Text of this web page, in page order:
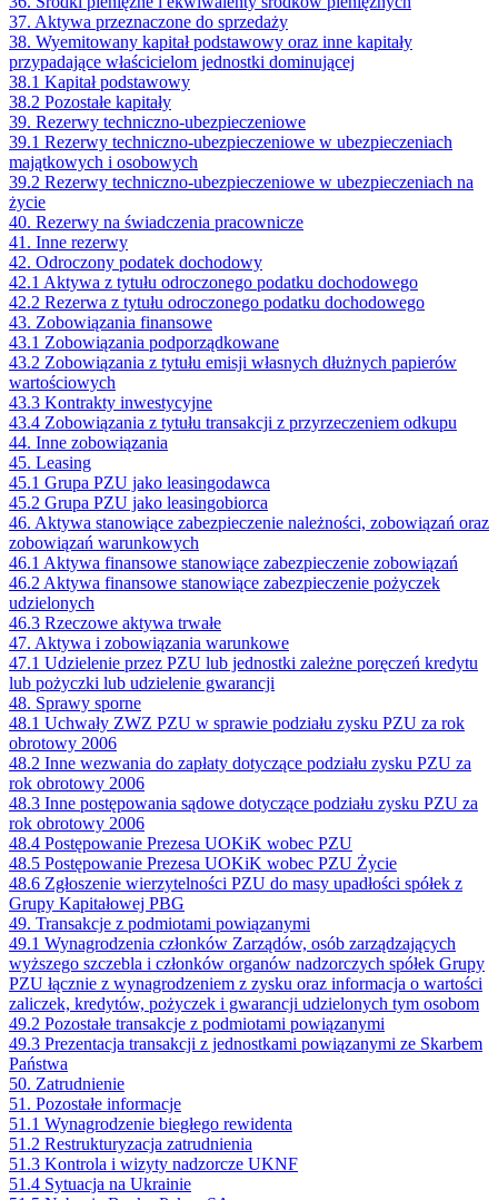
37. Aktywa przeznaczone do sprzedaży
38. Wyemitowany kapitał podstawowy oraz inne kapitały
przypadające właścicielom jednostki dominującej
38.1 Kapitał podstawowy
38.2 Pozostałe kapitały
39. Rezerwy techniczno-ubezpieczeniowe
39.1 Rezerwy techniczno-ubezpieczeniowe w ubezpieczeniach
majątkowych i osobowych
39.2 Rezerwy techniczno-ubezpieczeniowe w ubezpieczeniach na
życie
40. Rezerwy na świadczenia pracownicze
41. Inne rezerwy
42. Odroczony podatek dochodowy
42.1 Aktywa z tytułu odroczonego podatku dochodowego
42.2 Rezerwa z tytułu odroczonego podatku dochodowego
43. Zobowiązania finansowe
43.1 Zobowiązania podporządkowane
43.2 Zobowiązania z tytułu emisji własnych dłużnych papierów
wartościowych
43.3 Kontrakty inwestycyjne
43.4 Zobowiązania z tytułu transakcji z przyrzeczeniem odkupu
44. Inne zobowiązania
45. Leasing
45.1 Grupa PZU jako leasingodawca
45.2 Grupa PZU jako leasingobiorca
46. Aktywa stanowiące zabezpieczenie należności, zobowiązań oraz
zobowiązań warunkowych
46.1 Aktywa finansowe stanowiące zabezpieczenie zobowiązań
46.2 Aktywa finansowe stanowiące zabezpieczenie pożyczek
udzielonych
46.3 Rzeczowe aktywa trwałe
47. Aktywa i zobowiązania warunkowe
47.1 Udzielenie przez PZU lub jednostki zależne poręczeń kredytu
lub pożyczki lub udzielenie gwarancji
48. Sprawy sporne
48.1 Uchwały ZWZ PZU w sprawie podziału zysku PZU za rok
obrotowy 2006
48.2 Inne wezwania do zapłaty dotyczące podziału zysku PZU za
rok obrotowy 2006
48.3 Inne postępowania sądowe dotyczące podziału zysku PZU za
rok obrotowy 2006
48.4 Postępowanie Prezesa UOKiK wobec PZU
48.5 Postępowanie Prezesa UOKiK wobec PZU Życie
48.6 Zgłoszenie wierzytelności PZU do masy upadłości spółek z
Grupy Kapitałowej PBG
49. Transakcje z podmiotami powiązanymi
49.1 Wynagrodzenia członków Zarządów, osób zarządzających
wyższego szczebla i członków organów nadzorczych spółek Grupy
PZU łącznie z wynagrodzeniem z zysku oraz informacja o wartości
zaliczek, kredytów, pożyczek i gwarancji udzielonych tym osobom
49.2 Pozostałe transakcje z podmiotami powiązanymi
49.3 Prezentacja transakcji z jednostkami powiązanymi ze Skarbem
Państwa
50. Zatrudnienie
51. Pozostałe informacje
51.1 Wynagrodzenie biegłego rewidenta
51.2 Restrukturyzacja zatrudnienia
51.3 Kontrola i wizyty nadzorcze UKNF
51.4 Sytuacja na Ukrainie